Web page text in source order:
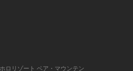
ロリゾート ベア・マウンテン